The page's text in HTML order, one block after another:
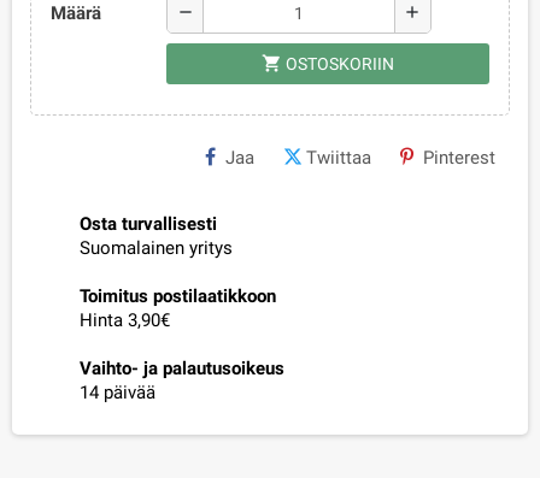
Määrä remove add
shopping_cart OSTOSKORIIN
Jaa Twiittaa Pinterest
Osta turvallisesti
Suomalainen yritys
Toimitus postilaatikkoon
Hinta 3,90€
Vaihto- ja palautusoikeus
14 päivää